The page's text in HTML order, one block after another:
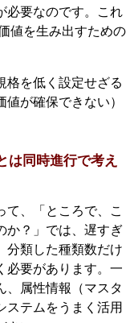
必要なのです。これ
値を生み出すための
を低く設定せざる
が確保できない）
は同時進行で考え
て、「ところで、こ
か？」では、遅すぎ
分類した種類数だけ
必要があります。一
、属性情報（マスタ
ステムをうまく活用